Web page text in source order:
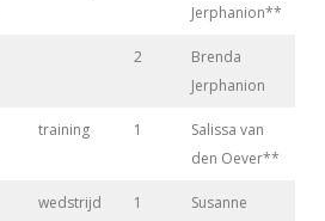
Jerphanion**
2
Brenda
Jerphanion
training 1
Salissa van
den Oever**
wedstrijd 1 Susanne